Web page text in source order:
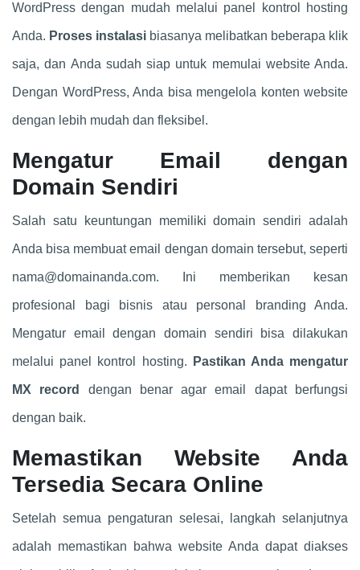
WordPress dengan mudah melalui panel kontrol hosting
Anda. Proses instalasi biasanya melibatkan beberapa klik
saja, dan Anda sudah siap untuk memulai website Anda.
Dengan WordPress, Anda bisa mengelola konten website
dengan lebih mudah dan fleksibel.
Mengatur Email dengan
Domain Sendiri
Salah satu keuntungan memiliki domain sendiri adalah
Anda bisa membuat email dengan domain tersebut, seperti
nama@domainanda.com. Ini memberikan kesan
profesional bagi bisnis atau personal branding Anda.
Mengatur email dengan domain sendiri bisa dilakukan
melalui panel kontrol hosting. Pastikan Anda mengatur
MX record dengan benar agar email dapat berfungsi
dengan baik.
Memastikan Website Anda
Tersedia Secara Online
Setelah semua pengaturan selesai, langkah selanjutnya
adalah memastikan bahwa website Anda dapat diakses